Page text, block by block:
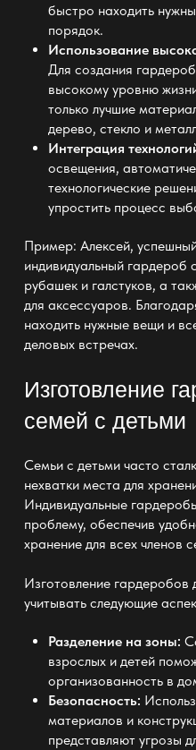
быстро находить
порядок.
Использование
Для создания
высокому уровню
только лучшие
дерево, стекло и
Интеграция
освещения,
технологические
упростить процесс
Пример: Алексей,
индивидуальный гардероб
рубашек и галстуков, а
для аксессуаров.
находить нужные вещи и
деловых встречах.
Изготовление
семей с детьми
Семьи с детьми часто
нехватки места для
Индивидуальные
проблему, обеспечив
хранение для всех членов
Изготовление гардеробов
учитывать следующие
Разделение на зоны:
взрослых и детей
организованность в
Безопасность:
материалов и
представляют угрозы